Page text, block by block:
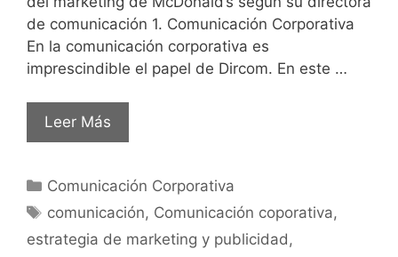
de comunicación 1. Comunicación Corporativa
En la comunicación corporativa es
imprescindible el papel de Dircom. En este …
Leer Más
Comunicación Corporativa
comunicación, Comunicación coporativa,
estrategia de marketing y publicidad,